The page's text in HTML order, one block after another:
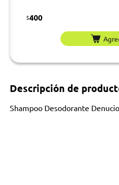
$400
Descripción de
Shampoo Desodorante